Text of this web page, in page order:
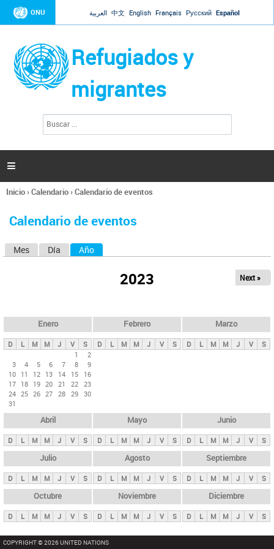
Jump to navigation
ONU العربية 中文 English Français Русский Español
Refugiados y
migrantes
l
d
s

Se
usted
Inicio›Calendario›Calendario de eventos
Calendario de eventos
s
p
n
c
i
p
l
e
s
Mes Día Año
2023 Next »
Enero
D L M M J V
S
1
2
3
4 5 6 7 8
9
10 11 12 13 14 15
16
17 18 19 20 21 22 23
24 25 26 27 28 29 30
31
Febrero
D L M M J V S
Marzo
D L M M J V S
Abril
D L M M J V S
Mayo
D L M M J V S
Junio
D L M M J V S
Julio
D L M M J V S
Agosto
D L M M J V S
Septiembre
D L M M J V S
Octubre
D L M M J V S
Noviembre
D L M M J V S
Diciembre
D L M M J V S
COPYRIGHT © 2026 UNITED NATIONS